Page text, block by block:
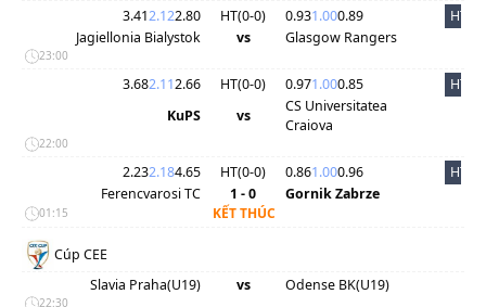
3.412.122.80 HT(0-0) 0.931.000.89
HT
Jagiellonia Bialystok
vs Glasgow Rangers
23:00
3.682.112.66 HT(0-0) 0.971.000.85
HT
KuPS
vs
CS Universitatea
Craiova
22:00
2.232.184.65 HT(0-0) 0.861.000.96
HT
Ferencvarosi TC
1 - 0 Gornik Zabrze
01:15 KẾT THÚC
Cúp CEE
Slavia Praha(U19)
vs Odense BK(U19)
22:30